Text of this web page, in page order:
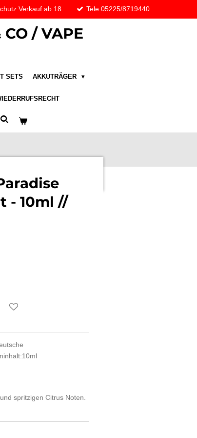
Verkauf ab 18 Tele 05225/8719440
/ VAPE
SETS AKKUTRÄGER
- 10ml //
10ml
spritzigen Citrus Noten.